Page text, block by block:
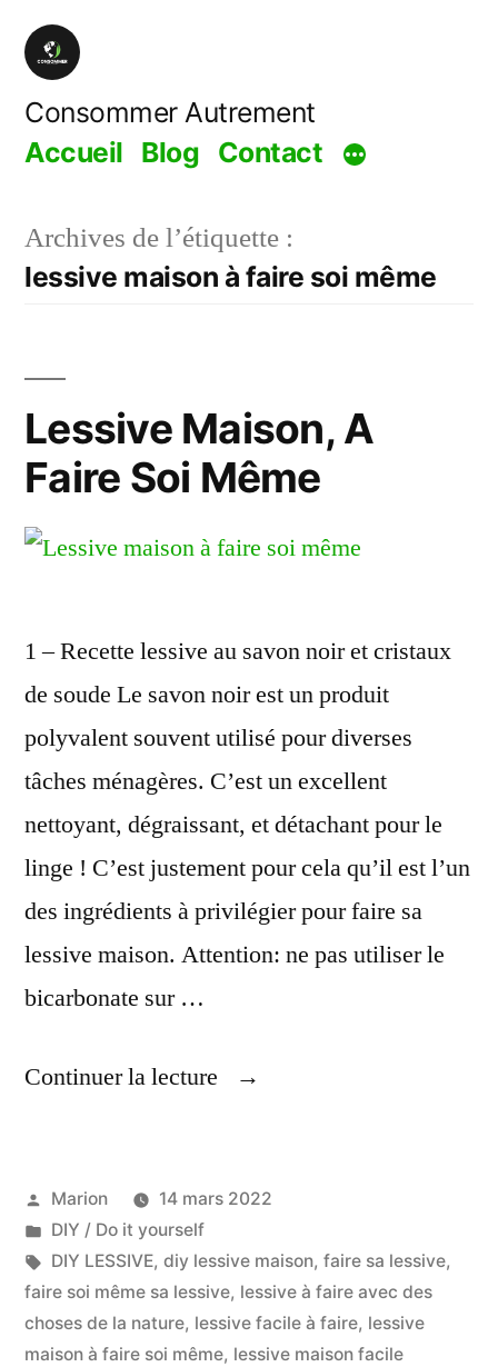
Aller
contenu
Consommer Autrement
Accueil Blog Contact
Archives de l’étiquette :
lessive maison à faire soi même
Lessive Maison, A
Faire Soi Même
1 – Recette lessive au savon noir et cristaux
de soude Le savon noir est un produit
polyvalent souvent utilisé pour diverses
tâches ménagères. C’est un excellent
nettoyant, dégraissant, et détachant pour le
linge ! C’est justement pour cela qu’il est l’un
des ingrédients à privilégier pour faire sa
lessive maison. Attention: ne pas utiliser le
bicarbonate sur …
Continuer la lecture
« Lessive
Faire
Soi
Même »
Publié
par
Marion
14 mars 2022
Publié
dans
DIY / Do it yourself
Étiquettes :
DIY LESSIVE, diy lessive maison, faire sa lessive,
faire soi même sa lessive, lessive à faire avec des
choses de la nature, lessive facile à faire, lessive
maison à faire soi même, lessive maison facile